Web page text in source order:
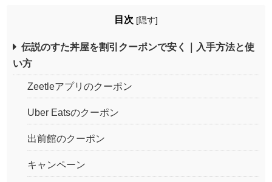
目次 [隠す]
伝説のすた丼屋を割引クーポンで安く｜入手方法と使
い方
Zeetleアプリのクーポン
Uber Eatsのクーポン
出前館のクーポン
キャンペーン